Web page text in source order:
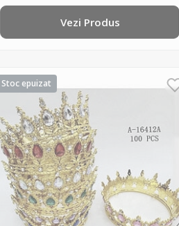
Vezi Produs